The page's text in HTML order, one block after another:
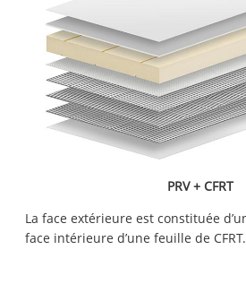
PRV + CFRT
La face extérieure est constituée
face intérieure d’une feuille de CFRT.